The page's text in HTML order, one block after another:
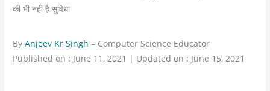
की भी नहीं है सुविधा
ByAnjeev Kr Singh – Computer Science Educator
Published on : June 11, 2021 | Updated on : June 15, 2021